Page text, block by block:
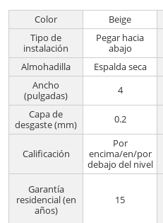
Color Beige
Tipo de
instalación
Pegar hacia
abajo
Almohadilla
Espalda seca
Ancho
(pulgadas)
4
Capa de
desgaste (mm)
0.2
Calificación
Por
encima/en/por
debajo del nivel
Garantía
residencial (en
años)
15